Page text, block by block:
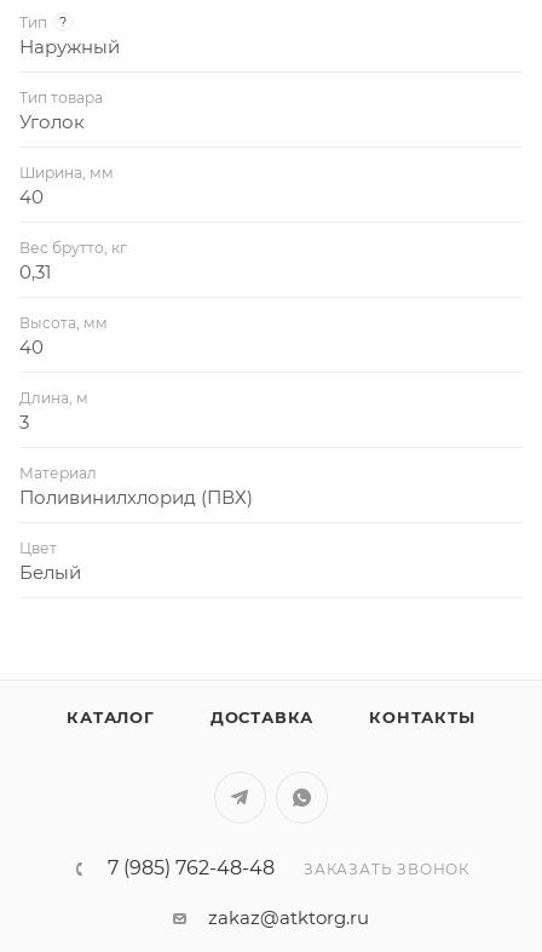
Тип ?
Наружный
Тип товара
Уголок
Ширина, мм
40
Вес брутто, кг
0,31
Высота, мм
40
Длина, м
3
Материал
Поливинилхлорид (ПВХ)
Цвет
Белый
КАТАЛОГ ДОСТАВКА КОНТАКТЫ
7 (985) 762-48-48 ЗАКАЗАТЬ ЗВОНОК
zakaz@atktorg.ru